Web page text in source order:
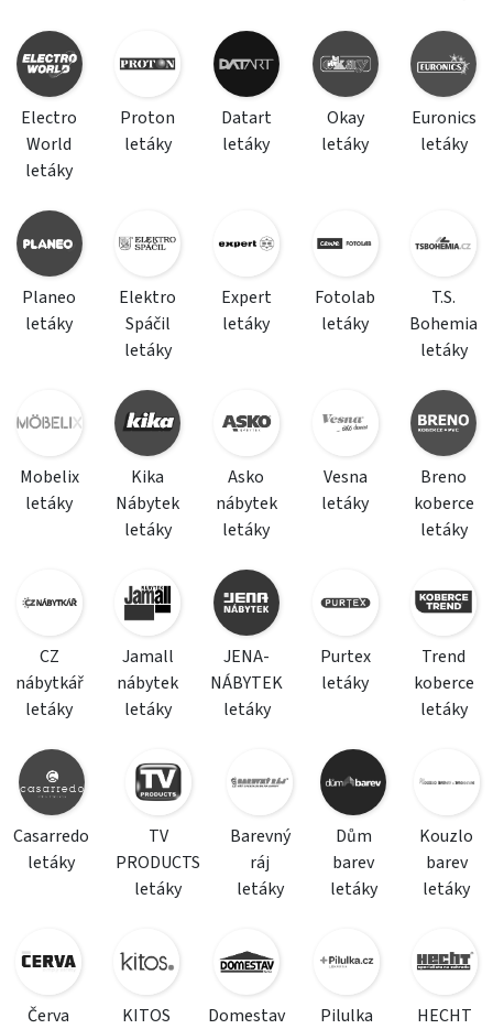
Electro
World
letáky
Proton
letáky
Datart
letáky
Okay
letáky
Euronics
letáky
Planeo
letáky
Elektro
Spáčil
letáky
Expert
letáky
Fotolab
letáky
T.S.
Bohemia
letáky
Mobelix
letáky
Kika
Nábytek
letáky
Asko
nábytek
letáky
Vesna
letáky
Breno
koberce
letáky
CZ
nábytkář
letáky
Jamall
nábytek
letáky
JENA-
NÁBYTEK
letáky
Purtex
letáky
Trend
koberce
letáky
Casarredo
letáky
TV
PRODUCTS
letáky
Barevný
ráj
letáky
Dům
barev
letáky
Kouzlo
barev
letáky
Červa KITOS Domestav Pilulka HECHT